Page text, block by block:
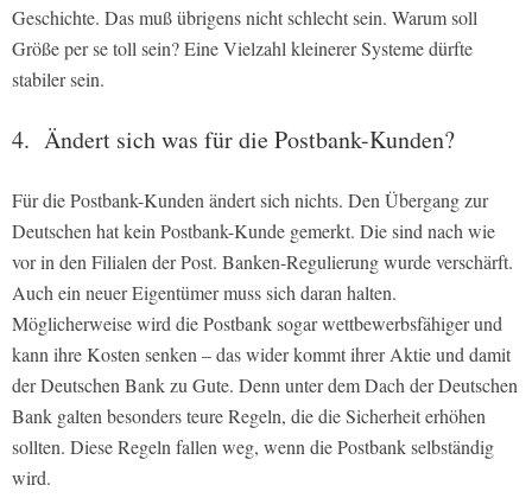
Geschichte. Das muß übrigens nicht schlecht sein. Warum soll
Größe per se toll sein? Eine Vielzahl kleinerer Systeme dürfte
stabiler sein.
4. Ändert sich was für die Postbank-Kunden?
Für die Postbank-Kunden ändert sich nichts. Den Übergang zur
Deutschen hat kein Postbank-Kunde gemerkt. Die sind nach wie
vor in den Filialen der Post. Banken-Regulierung wurde verschärft.
Auch ein neuer Eigentümer muss sich daran halten.
Möglicherweise wird die Postbank sogar wettbewerbsfähiger und
kann ihre Kosten senken – das wider kommt ihrer Aktie und damit
der Deutschen Bank zu Gute. Denn unter dem Dach der Deutschen
Bank galten besonders teure Regeln, die die Sicherheit erhöhen
sollten. Diese Regeln fallen weg, wenn die Postbank selbständig
wird.